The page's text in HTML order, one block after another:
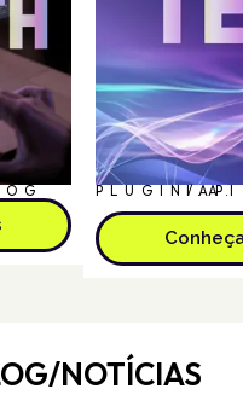
PLUGIN/API
I.A.
NOTÍCIAS